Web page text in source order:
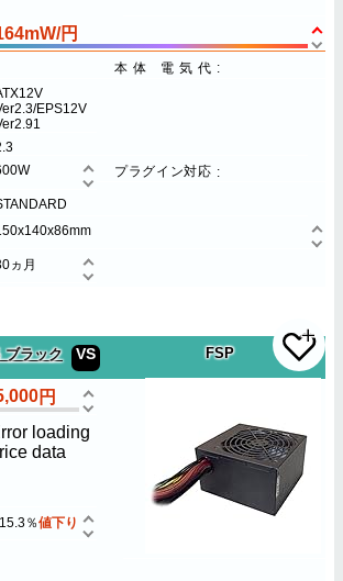
円
本体 電気代
EPS12V
プラグイン対応
ヵ月
ブラック VS FSP
loading
data
％値下り